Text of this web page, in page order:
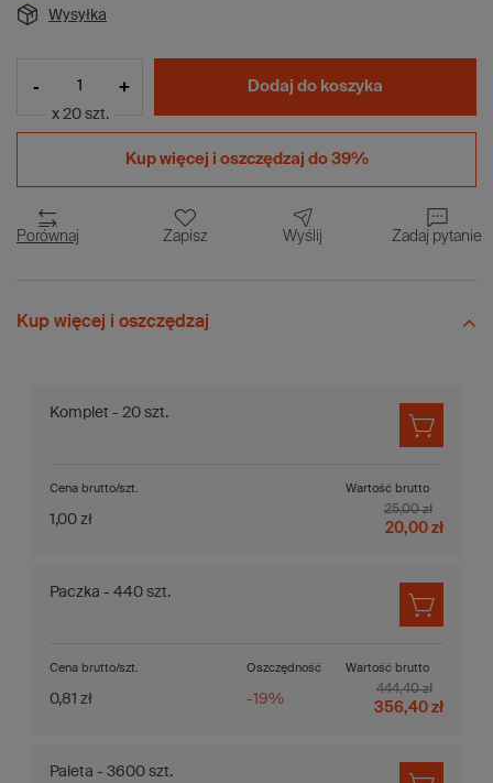
Wysyłka
- +
x 20 szt.
Dodaj do koszyka
Kup więcej i oszczędzaj do 39%
Porównaj Zapisz Wyślij Zadaj pytanie
Kup więcej i oszczędzaj
Komplet - 20 szt.
Cena brutto/szt.
1,00 zł
Wartość brutto
20,00 zł
25,00 zł
Paczka - 440 szt.
Oszczędność
-19%
Cena brutto/szt.
0,81 zł
Wartość brutto
356,40 zł
444,40 zł
Paleta - 3600 szt.